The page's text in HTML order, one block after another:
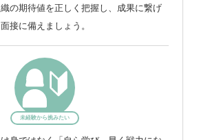
の期待値を正しく把握し、成果に繋げ
接に備えましょう。
未経験から挑みたい